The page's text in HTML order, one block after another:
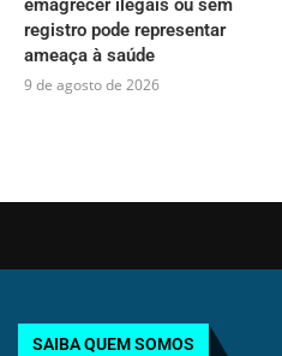
emagrecer ilegais ou sem
registro pode representar
ameaça à saúde
9 de agosto de 2026
SAIBA QUEM SOMOS